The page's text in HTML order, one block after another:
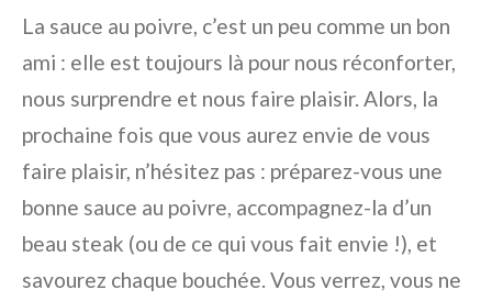
La sauce au poivre, c’est un peu comme un bon
ami : elle est toujours là pour nous réconforter,
nous surprendre et nous faire plaisir. Alors, la
prochaine fois que vous aurez envie de vous
faire plaisir, n’hésitez pas : préparez-vous une
bonne sauce au poivre, accompagnez-la d’un
beau steak (ou de ce qui vous fait envie !), et
savourez chaque bouchée. Vous verrez, vous ne